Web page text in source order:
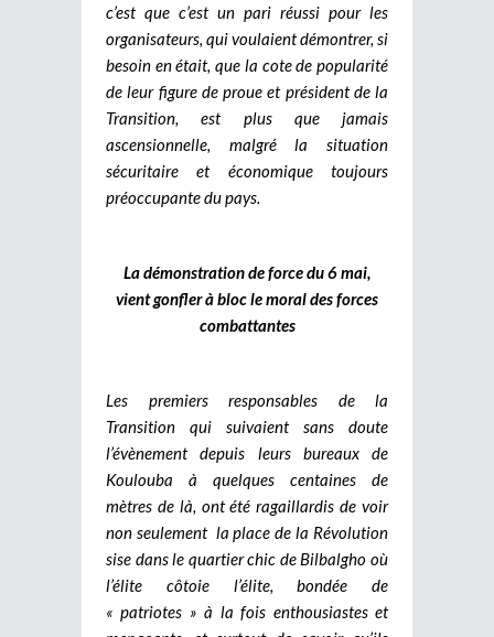
c’est que c’est un pari réussi pour les
organisateurs, qui voulaient démontrer, si
besoin en était, que la cote de popularité
de leur figure de proue et président de la
Transition, est plus que jamais
ascensionnelle, malgré la situation
sécuritaire et économique toujours
préoccupante du pays.
La démonstration de force du 6 mai,
vient gonfler à bloc le moral des forces
combattantes
Les premiers responsables de la
Transition qui suivaient sans doute
l’évènement depuis leurs bureaux de
Koulouba à quelques centaines de
mètres de là, ont été ragaillardis de voir
non seulement la place de la Révolution
sise dans le quartier chic de Bilbalgho où
l’élite côtoie l’élite, bondée de
« patriotes » à la fois enthousiastes et